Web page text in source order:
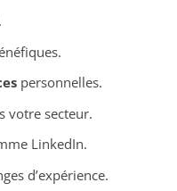
personnelles.
votre secteur.
LinkedIn.
d’expérience.